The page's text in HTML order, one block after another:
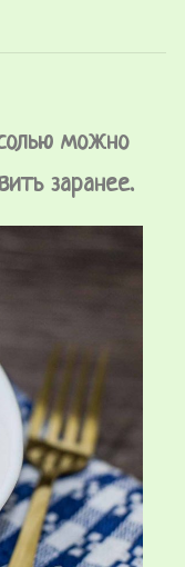
можно
заранее.